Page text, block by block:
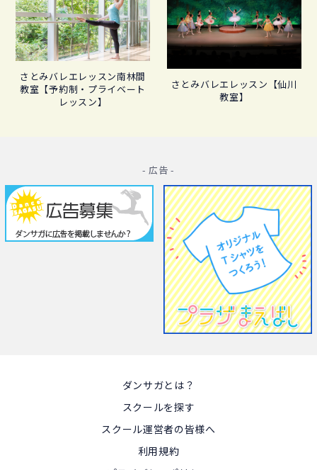
- 広告 -
さとみバレエレッスン南林間
教室【予約制・プライベート
レッスン】
さとみバレエレッスン【仙川
教室】
ダンサガとは？
スクールを探す
スクール運営者の皆様へ
利用規約